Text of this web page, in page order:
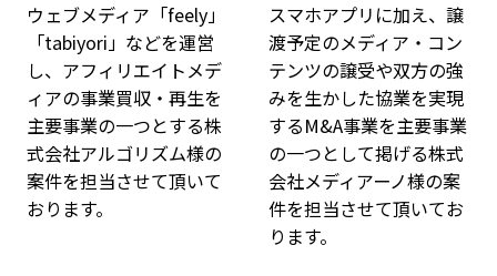
ウェブメディア「feely」
「tabiyori」などを運営
し、アフィリエイトメデ
ィアの事業買収・再生を
主要事業の一つとする株
式会社アルゴリズム様の
案件を担当させて頂いて
おります。
スマホアプリに加え、譲
渡予定のメディア・コン
テンツの譲受や双方の強
みを生かした協業を実現
するM&A事業を主要事業
の一つとして掲げる株式
会社メディアーノ様の案
件を担当させて頂いてお
ります。